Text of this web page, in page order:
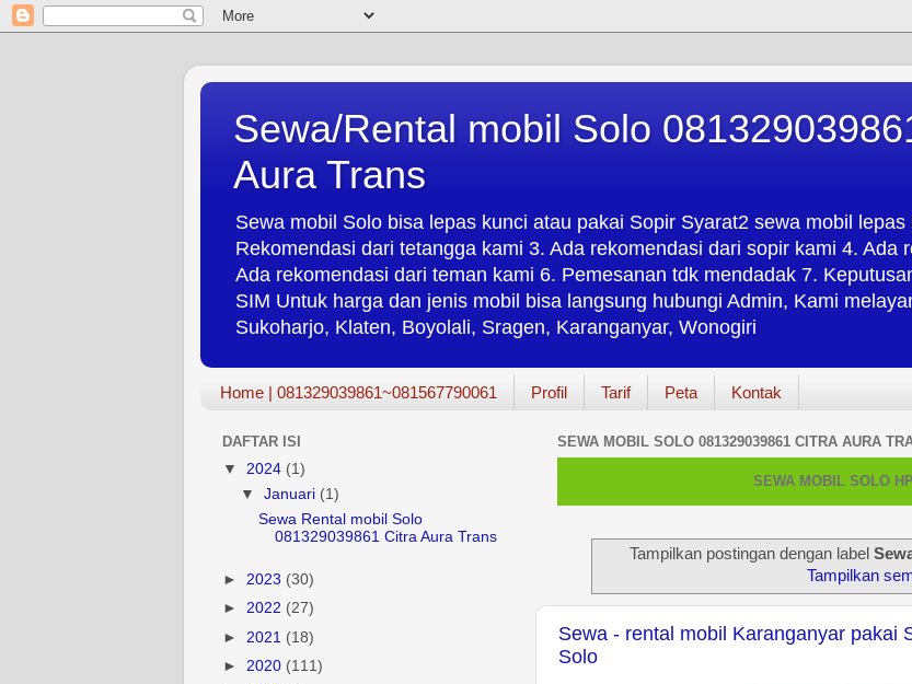
Sewa/Rental mobil Solo
Aura Trans
Sewa mobil Solo bisa lepas kunci atau pakai Sopir Syarat2 sewa mobil
Rekomendasi dari tetangga kami 3. Ada rekomendasi dari sopir kami 4. Ada
Ada rekomendasi dari teman kami 6. Pemesanan tdk mendadak 7.
SIM Untuk harga dan jenis mobil bisa langsung hubungi Admin, Kami
Sukoharjo, Klaten, Boyolali, Sragen, Karanganyar, Wonogiri
Home | 081329039861~081567790061 Profil Tarif Peta Kontak
SEWA MOBIL SOLO 081329039861 CITRA AURA
SEWA MOBIL SOLO
Tampilkan postingan dengan label
Tampilkan
Sewa - rental mobil Karanganyar pakai
Solo
DAFTAR ISI
▼ 2024 (1)
▼ Januari (1)
Sewa Rental mobil Solo
081329039861 Citra Aura Trans
► 2023 (30)
► 2022 (27)
► 2021 (18)
► 2020 (111)